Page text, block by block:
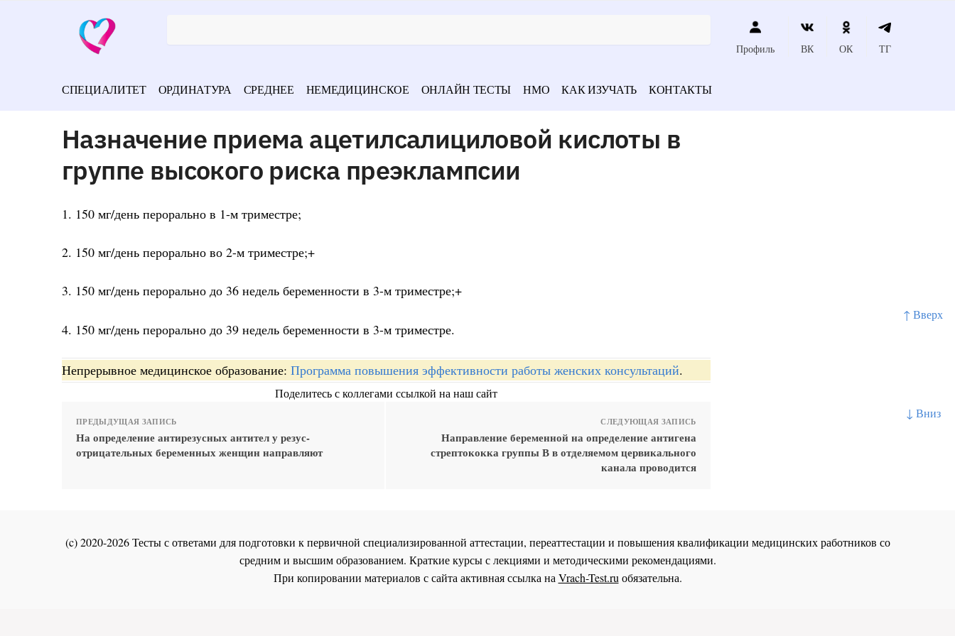
↑ Вверх
↓ Вниз
Профиль ВК ОК ТГ
СПЕЦИАЛИТЕТ ОРДИНАТУРА СРЕДНЕЕ НЕМЕДИЦИНСКОЕ ОНЛАЙН ТЕСТЫ НМО КАК ИЗУЧАТЬ КОНТАКТЫ
Назначение приема ацетилсалициловой кислоты в
группе высокого риска преэклампсии
1. 150 мг/день перорально в 1-м триместре;
2. 150 мг/день перорально во 2-м триместре;+
3. 150 мг/день перорально до 36 недель беременности в 3-м триместре;+
4. 150 мг/день перорально до 39 недель беременности в 3-м триместре.
Непрерывное медицинское образование: Программа повышения эффективности работы женских консультаций.
Поделитесь с коллегами ссылкой на наш сайт
ПРЕДЫДУЩАЯ ЗАПИСЬ
На определение антирезусных антител у резус-
отрицательных беременных женщин направляют
СЛЕДУЮЩАЯ ЗАПИСЬ
Направление беременной на определение антигена
стрептококка группы В в отделяемом цервикального
канала проводится
(c) 2020-2026 Тесты с ответами для подготовки к первичной специализированной аттестации, переаттестации и повышения квалификации медицинских работников со
средним и высшим образованием. Краткие курсы с лекциями и методическими рекомендациями.
При копировании материалов с сайта активная ссылка наVrach-Test.ruобязательна.